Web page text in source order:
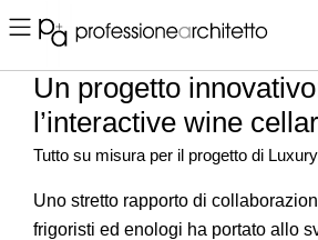
Home ▪ design ▪ progetti ▪ Un progetto
Un progetto
l’interactive wine cellar
Tutto su misura per il progetto di
Uno stretto rapporto di
frigoristi ed enologi ha portato allo